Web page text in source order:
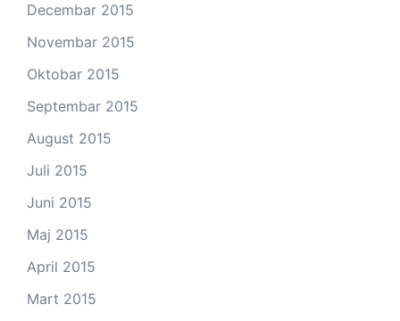
Decembar 2015
Novembar 2015
Oktobar 2015
Septembar 2015
August 2015
Juli 2015
Juni 2015
Maj 2015
April 2015
Mart 2015